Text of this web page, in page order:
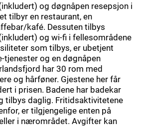
og døgnåpen resepsjon i
tilbyr en restaurant, en
kafé. Dessuten tilbys
og wi-fi i fellesområdene
som tilbys, er ubetjent
tjenester og en døgnåpen
har 30 rom med
og hårføner. Gjestene her får
i prisen. Badene har badekar
tilbys daglig. Fritidsaktivitetene
er tilgjengelige enten på
i nærområdet. Avgifter kan